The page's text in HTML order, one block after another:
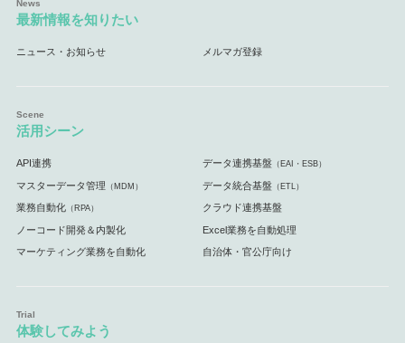
最新情報を知りたい
ニュース・お知らせ メルマガ登録
活用シーン
API連携 データ連携基盤 （EAI・ESB）
マスターデータ管理 （MDM） データ統合基盤 （ETL）
業務自動化（RPA） クラウド連携基盤
ノーコード開発＆内製化 Excel業務を自動処理
マーケティング業務を自動化 自治体・官公庁向け
体験してみよう